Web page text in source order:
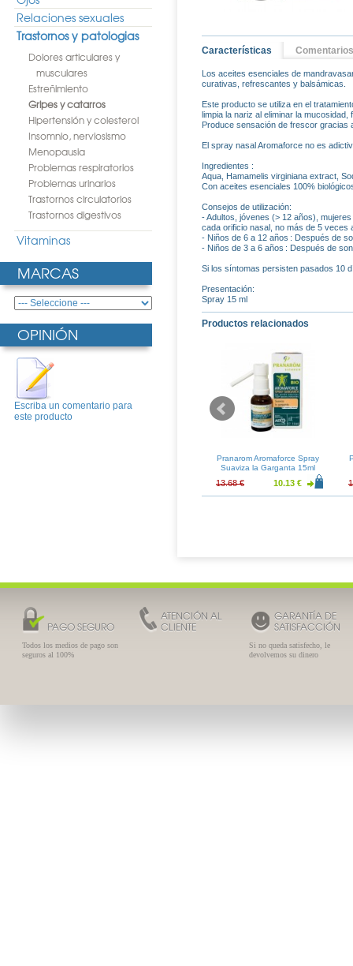
Relaciones sexuales
Trastornos y patologias
Dolores articulares y
musculares
Estreñimiento
Gripes y catarros
Hipertensión y colesterol
Insomnio, nerviosismo
Menopausia
Problemas respiratorios
Problemas urinarios
Trastornos circulatorios
Trastornos digestivos
Vitaminas
MARCAS
OPINIÓN
Escriba un comentario para
este producto
Características Comentarios
Los aceites esenciales de
curativas, refrescantes y balsámicas.
Este producto se utiliza en el
limpia la nariz al eliminar la
Produce sensación de frescor gracias
El spray nasal Aromaforce no es
Ingredientes :
Aqua, Hamamelis virginiana extract,
Con aceites esenciales 100%
Consejos de utilización:
- Adultos, jóvenes (> 12 años),
cada orificio nasal, no más de 5 veces
- Niños de 6 a 12 años : Después de
- Niños de 3 a 6 años : Después de
Si los síntomas persisten pasados 10
Presentación:
Spray 15 ml
Productos relacionados
Pranarom Aromaforce Spray
Suaviza la Garganta 15ml
13.68 € 10.13 €
PAGO SEGURO
Todos los medios de pago son
seguros al 100%
ATENCIÓN AL
CLIENTE
GARANTÍA DE
SATISFACCIÓN
Si no queda satisfecho, le
devolvemos su dinero